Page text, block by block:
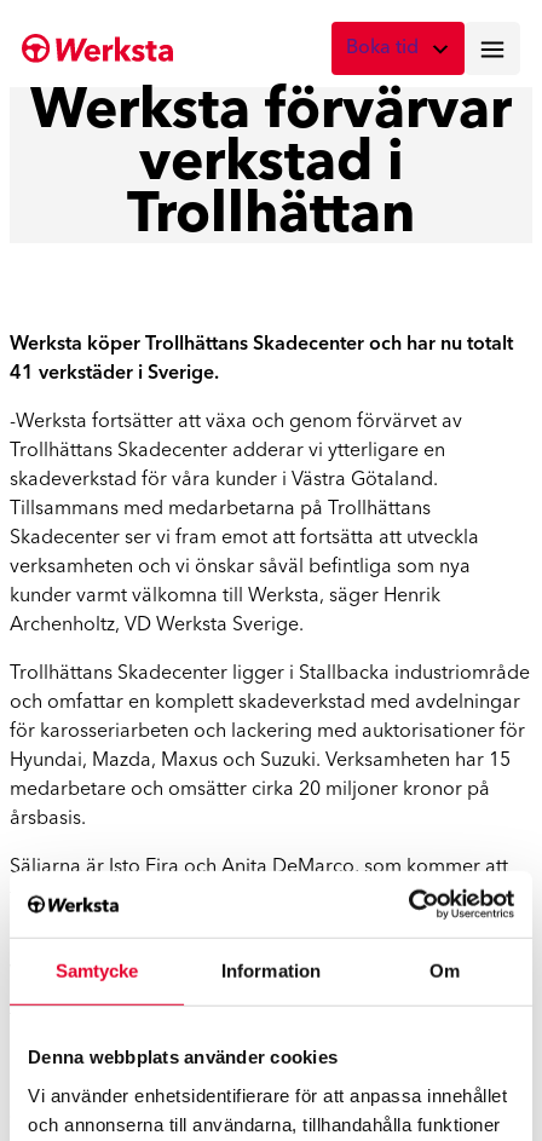
Samtycke Information Om
Denna webbplats använder cookies
Vi använder enhetsidentifierare för att anpassa innehållet
och annonserna till användarna, tillhandahålla funktioner
till
Boka tid
Vad önskar du att boka?
Digital skadebesiktning
Fota skadan med mobilen
Boka tid för service
Lagning av stenskott
Boka reparation av vindruta
Byte av vindruta
Boka byte av vindruta
Werksta förvärvar
verkstad i
Trollhättan
Werksta köper Trollhättans Skadecenter och har nu totalt
41 verkstäder i Sverige.
-Werksta fortsätter att växa och genom förvärvet av
Trollhättans Skadecenter adderar vi ytterligare en
skadeverkstad för våra kunder i Västra Götaland.
Tillsammans med medarbetarna på Trollhättans
Skadecenter ser vi fram emot att fortsätta att utveckla
verksamheten och vi önskar såväl befintliga som nya
kunder varmt välkomna till Werksta, säger Henrik
Archenholtz, VD Werksta Sverige.
Trollhättans Skadecenter ligger i Stallbacka industriområde
och omfattar en komplett skadeverkstad med avdelningar
för karosseriarbeten och lackering med auktorisationer för
Hyundai, Mazda, Maxus och Suzuki. Verksamheten har 15
medarbetare och omsätter cirka 20 miljoner kronor på
årsbasis.
Säljarna är Isto Eira och Anita DeMarco, som kommer att
fortsätta driva och utveckla verksamheten framåt.
Mer information, vänligen kontakta:
VD Henrik Archenholtz
henrik.archenholtz@werksta.se
Om Werksta